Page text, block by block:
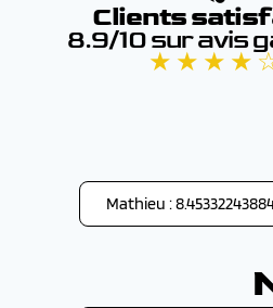
Clients
8.9/10 sur avis
★ ★ ★ ★
Mathieu :